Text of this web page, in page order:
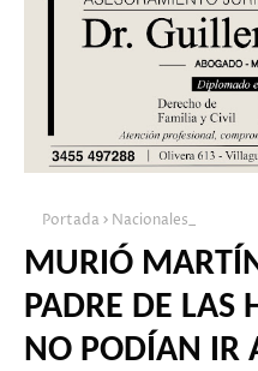
Portada Nacionales_
MURIÓ
PADRE DE LAS
NO PODÍAN IR